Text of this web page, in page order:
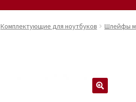
Комплектующие для ноутбуков Шлейфы